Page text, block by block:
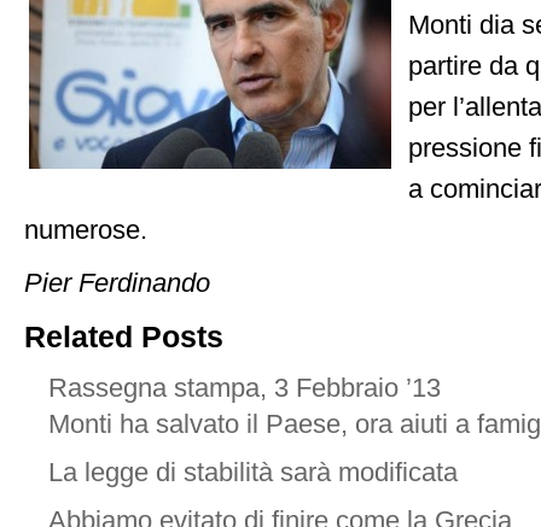
Monti dia
partire da
per
pressione
a
numerose.
Pier Ferdinando
Related Posts
Rassegna stampa, 3 Febbraio ’13
Monti ha salvato il Paese, ora aiuti a
La legge di stabilità sarà modificata
Abbiamo evitato di finire come la Grecia